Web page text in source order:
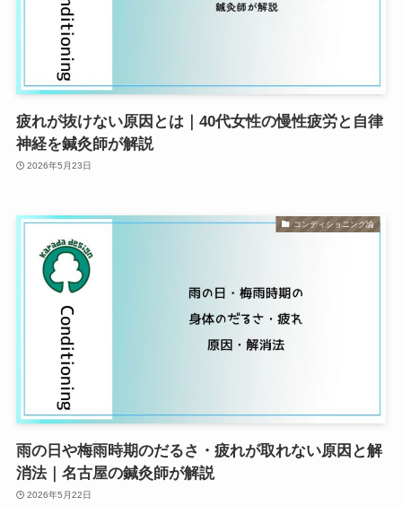
疲れが抜けない原因とは｜40代女性の慢性疲労と自律
神経を鍼灸師が解説
2026年5月23日
コンディショニング論
雨の日や梅雨時期のだるさ・疲れが取れない原因と解
消法｜名古屋の鍼灸師が解説
2026年5月22日